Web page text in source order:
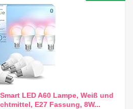
LED A60 Lampe, Weiß und
E27 Fassung, 8W...